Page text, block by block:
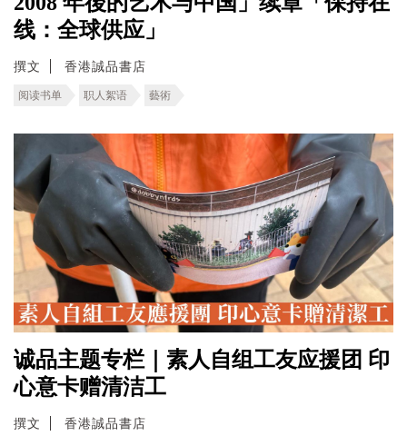
线：全球供应」
撰文 香港誠品書店
阅读书单 职人絮语 藝術
诚品主题专栏｜素人自组工友应援团 印
心意卡赠清洁工
撰文 香港誠品書店